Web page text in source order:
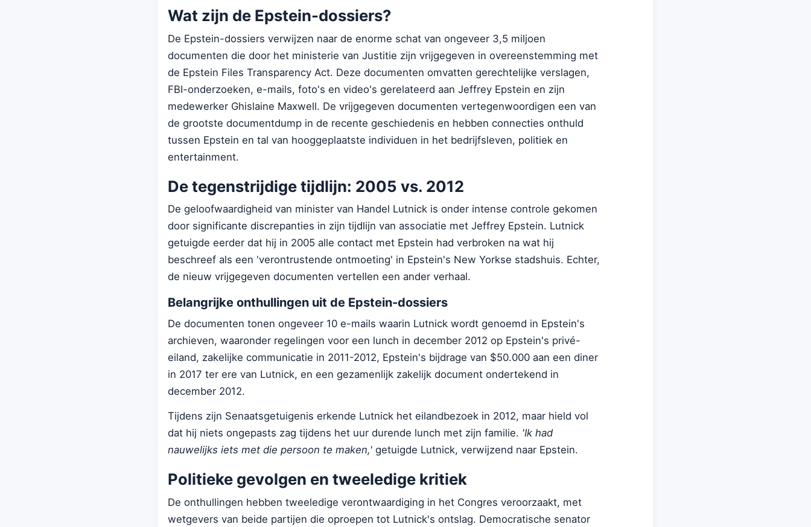
Wat zijn de Epstein-dossiers?
De Epstein-dossiers verwijzen naar de enorme schat van ongeveer 3,5 miljoen
documenten die door het ministerie van Justitie zijn vrijgegeven in overeenstemming met
de Epstein Files Transparency Act. Deze documenten omvatten gerechtelijke verslagen,
FBI-onderzoeken, e-mails, foto's en video's gerelateerd aan Jeffrey Epstein en zijn
medewerker Ghislaine Maxwell. De vrijgegeven documenten vertegenwoordigen een van
de grootste documentdump in de recente geschiedenis en hebben connecties onthuld
tussen Epstein en tal van hooggeplaatste individuen in het bedrijfsleven, politiek en
entertainment.
De tegenstrijdige tijdlijn: 2005 vs. 2012
De geloofwaardigheid van minister van Handel Lutnick is onder intense controle gekomen
door significante discrepanties in zijn tijdlijn van associatie met Jeffrey Epstein. Lutnick
getuigde eerder dat hij in 2005 alle contact met Epstein had verbroken na wat hij
beschreef als een 'verontrustende ontmoeting' in Epstein's New Yorkse stadshuis. Echter,
de nieuw vrijgegeven documenten vertellen een ander verhaal.
Belangrijke onthullingen uit de Epstein-dossiers
De documenten tonen ongeveer 10 e-mails waarin Lutnick wordt genoemd in Epstein's
archieven, waaronder regelingen voor een lunch in december 2012 op Epstein's privé-
eiland, zakelijke communicatie in 2011-2012, Epstein's bijdrage van $50.000 aan een diner
in 2017 ter ere van Lutnick, en een gezamenlijk zakelijk document ondertekend in
december 2012.
Tijdens zijn Senaatsgetuigenis erkende Lutnick het eilandbezoek in 2012, maar hield vol
dat hij niets ongepasts zag tijdens het uur durende lunch met zijn familie. 'Ik had
nauwelijks iets met die persoon te maken,' getuigde Lutnick, verwijzend naar Epstein.
Politieke gevolgen en tweeledige kritiek
De onthullingen hebben tweeledige verontwaardiging in het Congres veroorzaakt, met
wetgevers van beide partijen die oproepen tot Lutnick's ontslag. Democratische senator